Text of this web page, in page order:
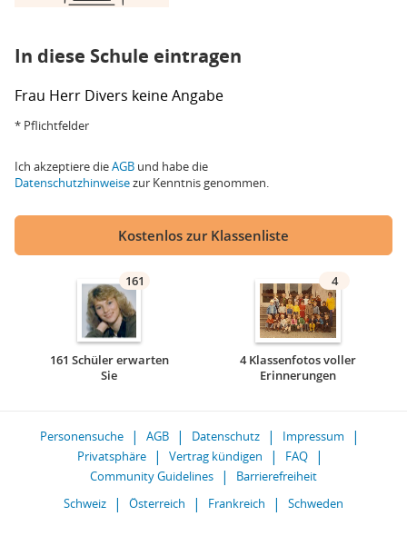
In diese Schule eintragen
Frau Herr Divers keine Angabe
* Pflichtfelder
Ich akzeptiere dieAGB und habe die
Datenschutzhinweisezur Kenntnis genommen.
Kostenlos zur Klassenliste
161
161 Schüler erwarten
Sie
4
4 Klassenfotos voller
Erinnerungen
Personensuche AGB Datenschutz
Impressum
Privatsphäre
Vertrag kündigen
FAQ
Community Guidelines
Barrierefreiheit
Schweiz
Österreich Frankreich Schweden